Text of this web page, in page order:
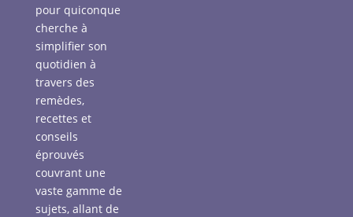
pour quiconque
cherche à
simplifier son
quotidien à
travers des
remèdes,
recettes et
conseils
éprouvés
couvrant une
vaste gamme de
sujets, allant de